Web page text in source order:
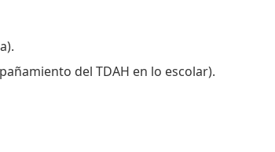
del TDAH en lo escolar).